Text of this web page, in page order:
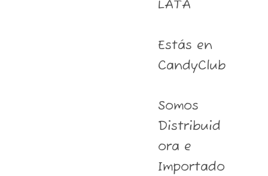
LATA
Estás en
CandyClub
Somos
Distribuid
ora e
Importado